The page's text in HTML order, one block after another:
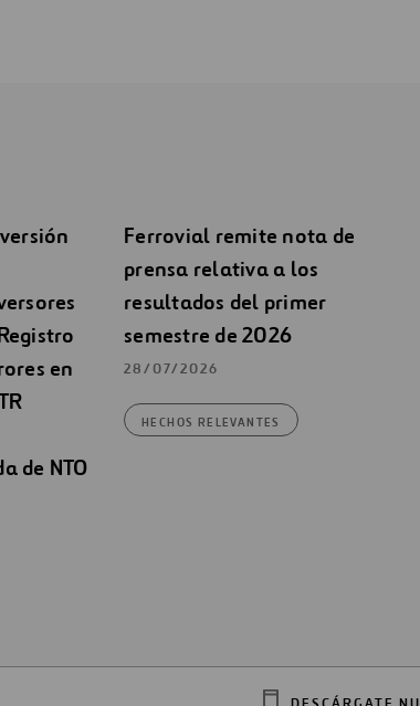
en
de NTO
Ferrovial remite nota de
prensa relativa a los
resultados del primer
semestre de 2026
28/07/2026
HECHOS RELEVANTES